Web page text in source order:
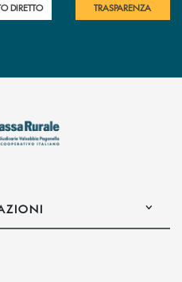
DIRETTO TRASPARENZA